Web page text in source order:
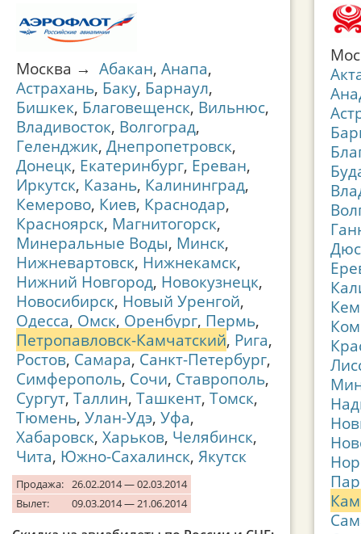
Москва → Абакан, Анапа,
Астрахань, Баку, Барнаул,
Бишкек, Благовещенск, Вильнюс,
Владивосток, Волгоград,
Геленджик, Днепропетровск,
Донецк, Екатеринбург, Ереван,
Иркутск, Казань, Калининград,
Кемерово, Киев, Краснодар,
Красноярск, Магнитогорск,
Минеральные Воды, Минск,
Нижневартовск, Нижнекамск,
Нижний Новгород, Новокузнецк,
Новосибирск, Новый Уренгой,
Одесса, Омск, Оренбург, Пермь,
Петропавловск-Камчатский, Рига,
Ростов, Самара, Санкт-Петербург,
Симферополь, Сочи, Ставрополь,
Сургут, Таллин, Ташкент, Томск,
Тюмень, Улан-Удэ, Уфа,
Хабаровск, Харьков, Челябинск,
Чита, Южно-Сахалинск, Якутск
Продажа: 26.02.2014 — 02.03.2014
Вылет:
09.03.2014 — 21.06.2014